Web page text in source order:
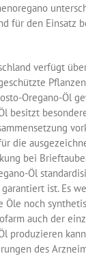
für den Einsatz
verfügt
Oregano-Öl
besitzt
die
bei
Öl
ist. Es
Öle noch
auch der
produzieren
des